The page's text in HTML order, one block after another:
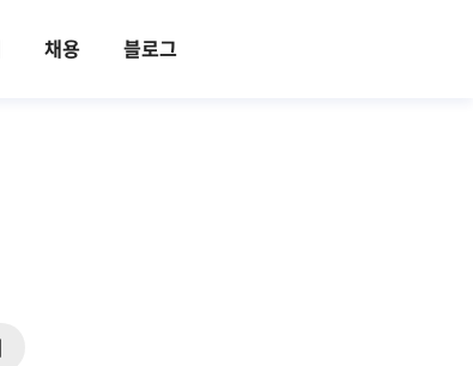
채용 블로그